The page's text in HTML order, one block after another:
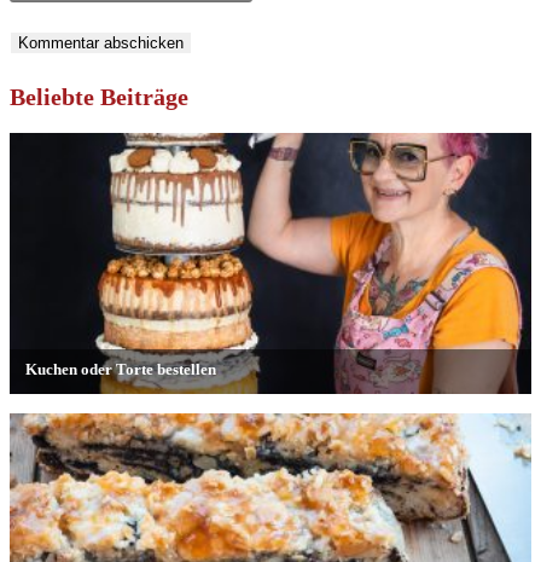
Benutzernamen
zum
Mail-
Adresse
Kommentieren
Website-
URL
Beliebte Beiträge